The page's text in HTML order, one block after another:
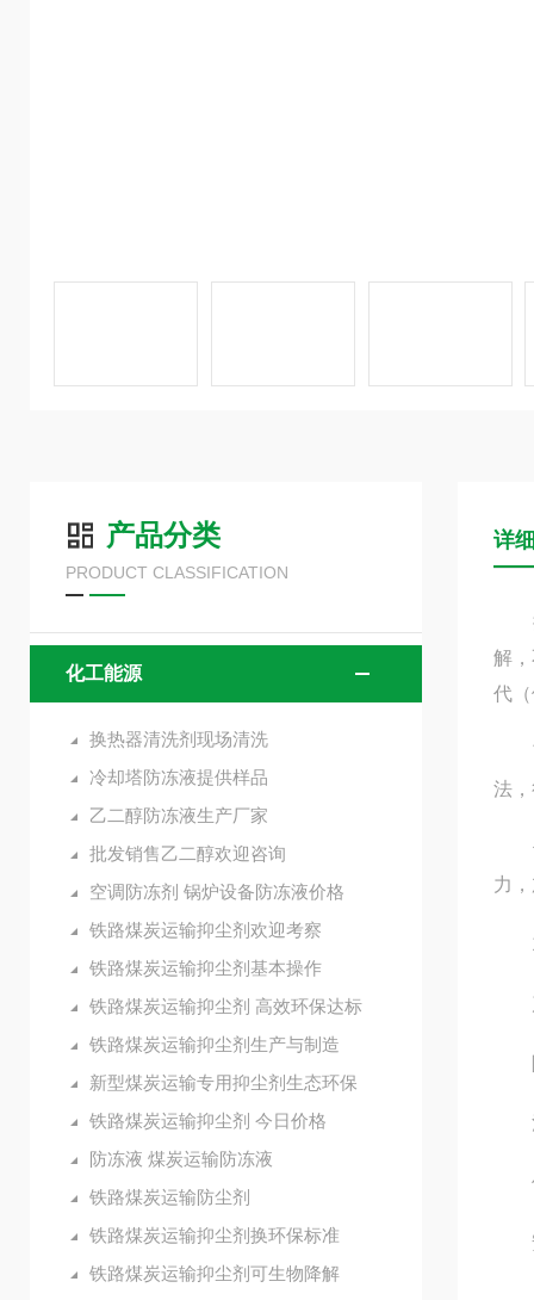
产品分类
PRODUCT CLASSIFICATION
化工能源
换热器清洗剂现场清洗
冷却塔防冻液提供样品
乙二醇防冻液生产厂家
批发销售乙二醇欢迎咨询
空调防冻剂 锅炉设备防冻液价格
铁路煤炭运输抑尘剂欢迎考察
铁路煤炭运输抑尘剂基本操作
铁路煤炭运输抑尘剂 高效环保达标
铁路煤炭运输抑尘剂生产与制造
新型煤炭运输专用抑尘剂生态环保
铁路煤炭运输抑尘剂 今日价格
防冻液 煤炭运输防冻液
铁路煤炭运输防尘剂
铁路煤炭运输抑尘剂换环保标准
铁路煤炭运输抑尘剂可生物降解
详
换
解
代
而
法
也
力
1
产
清
使
安